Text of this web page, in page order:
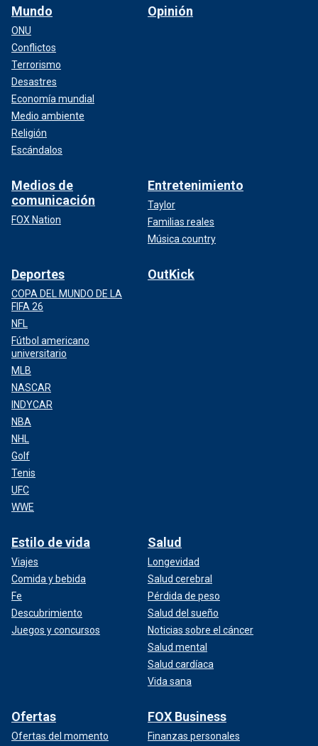
Mundo
ONU
Conflictos
Terrorismo
Desastres
Economía mundial
Medio ambiente
Religión
Escándalos
Opinión
Medios de
comunicación
FOX Nation
Entretenimiento
Taylor
Familias reales
Música country
Deportes
COPA DEL MUNDO DE LA
FIFA 26
NFL
Fútbol americano
universitario
MLB
NASCAR
INDYCAR
NBA
NHL
Golf
Tenis
UFC
WWE
OutKick
Estilo de vida
Viajes
Comida y bebida
Fe
Descubrimiento
Juegos y concursos
Salud
Longevidad
Salud cerebral
Pérdida de peso
Salud del sueño
Noticias sobre el cáncer
Salud mental
Salud cardíaca
Vida sana
Ofertas
Ofertas del momento
FOX Business
Finanzas personales